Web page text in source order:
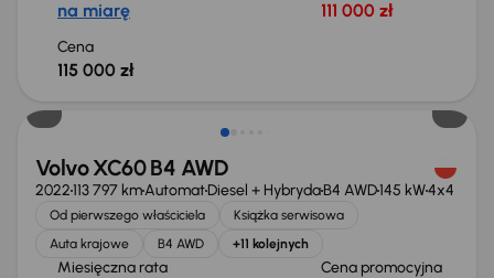
na miarę 111 000 zł
Cena
115 000 zł
Możliwość odliczenia VAT
Volvo XC60 B4 AWD
2022113 797 kmAutomatDiesel + HybrydaB4 AWD145 kW4x4
Od pierwszego właściciela
Książka serwisowa
Auta krajowe
B4 AWD +11 kolejnych
Miesięczna rata Cena promocyjna